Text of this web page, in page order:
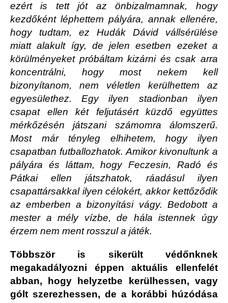
ezért is tett jót az önbizalmamnak, hogy
kezdőként léphettem pályára, annak ellenére,
hogy tudtam, ez Hudák Dávid vállsérülése
miatt alakult így, de jelen esetben ezeket a
körülményeket próbáltam kizárni és csak arra
koncentrálni, hogy most nekem kell
bizonyítanom, nem véletlen kerülhettem az
egyesülethez. Egy ilyen stadionban ilyen
csapat ellen két feljutásért küzdő együttes
mérkőzésén játszani számomra álomszerű.
Most már tényleg elhihetem, hogy ilyen
csapatban futballozhatok. Amikor kivonultunk a
pályára és láttam, hogy Feczesin, Radó és
Pátkai ellen játszhatok, ráadásul ilyen
csapattársakkal ilyen célokért, akkor kettőződik
az emberben a bizonyítási vágy. Bedobott a
mester a mély vízbe, de hála istennek úgy
érzem nem ment rosszul a játék.
Többször is sikerült védőnknek
megakadályozni éppen aktuális ellenfelét
abban, hogy helyzetbe kerülhessen, vagy
gólt szerezhessen, de a korábbi húzódása